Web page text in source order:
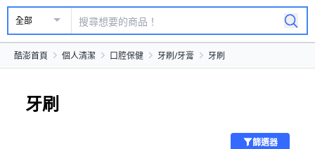
全部
酷澎首頁 個人清潔 口腔保健 牙刷/牙膏 牙刷
牙刷
篩選器